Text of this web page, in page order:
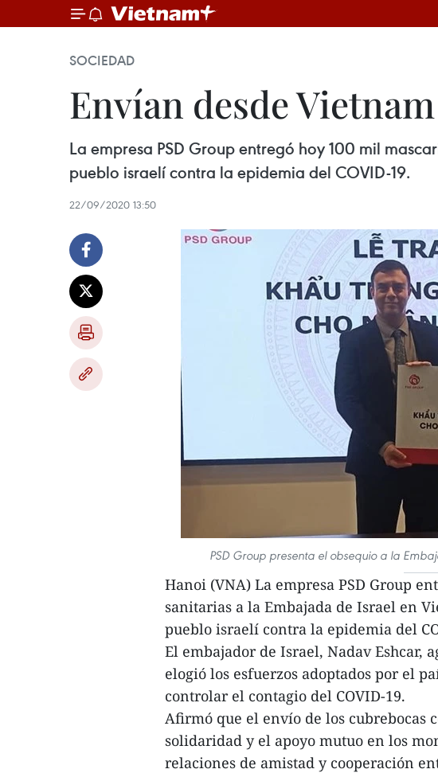
SOCIEDAD
Envían desde
La empresa PSD Group entregó hoy 100 mil
pueblo israelí contra la epidemia del COVID-19.
22/09/2020 13:50
PSD Group presenta el obsequio a la
Hanoi (VNA) La empresa PSD Group
sanitarias a la Embajada de Israel en
pueblo israelí contra la epidemia del
El embajador de Israel, Nadav Eshcar,
elogió los esfuerzos adoptados por el
controlar el contagio del COVID-19.
Afirmó que el envío de los cubrebocas
solidaridad y el apoyo mutuo en los
relaciones de amistad y cooperación